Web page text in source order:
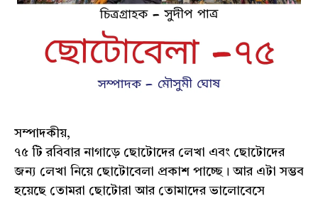
সম্পাদকীয়,
৭৫ টি রবিবার নাগাড়ে ছোটোদের লেখা এবং ছোটোদের
জন্য লেখা নিয়ে ছোটোবেলা প্রকাশ পাচ্ছে। আর এটা সম্ভব
হয়েছে তোমরা ছোটোরা আর তোমাদের ভালোবেসে